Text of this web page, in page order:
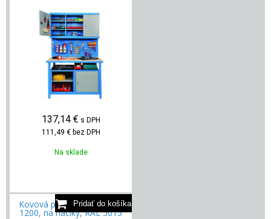
137,14 € s DPH
111,49 € bez DPH
Na sklade
Kovová perforovaná stena
1200, na háčiky, RAL 5015